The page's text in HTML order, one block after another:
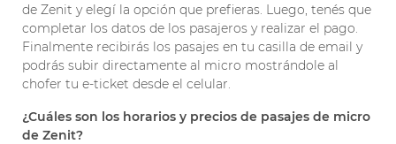
de Zenit y elegí la opción que prefieras. Luego, tenés que
completar los datos de los pasajeros y realizar el pago.
Finalmente recibirás los pasajes en tu casilla de email y
podrás subir directamente al micro mostrándole al
chofer tu e-ticket desde el celular.
¿Cuáles son los horarios y precios de pasajes de micro
de Zenit?